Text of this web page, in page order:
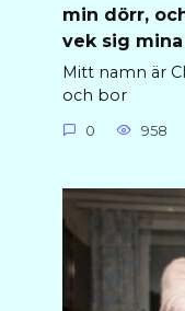
min dörr,
vek sig mina
Mitt namn är
och bor
0 958